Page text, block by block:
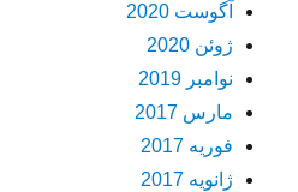
آگوست 2020
ژوئن 2020
نوامبر 2019
مارس 2017
فوریه 2017
ژانویه 2017